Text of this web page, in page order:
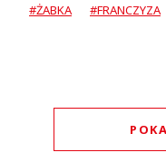
#ŻABKA #FRANCZYZA